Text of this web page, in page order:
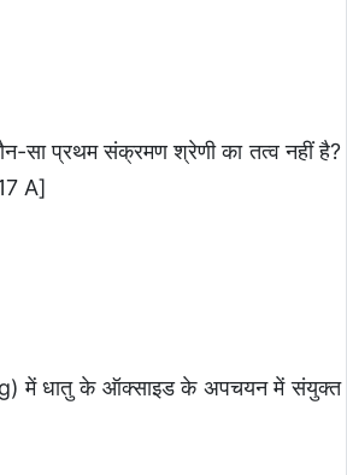
सा प्रथम संक्रमण श्रेणी का तत्व नहीं है?
A]
में धातु के ऑक्साइड के अपचयन में संयुक्त